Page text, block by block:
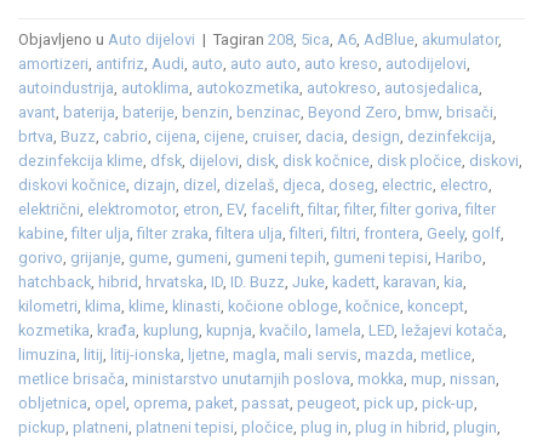
Objavljeno u Auto dijelovi | Tagiran 208 5ica A6 AdBlue akumulator,
amortizeri antifriz Audi auto auto auto auto kreso autodijelovi
autoindustrija autoklima autokozmetika autokreso autosjedalica
avant baterija baterije benzin benzinac Beyond Zero bmw brisači
brtva Buzz cabrio cijena cijene cruiser, dacia design dezinfekcija
dezinfekcija klime dfsk dijelovi disk disk kočnice disk pločice diskovi
diskovi kočnice dizajn dizel dizelaš djeca doseg electric electro
električni elektromotor, etron EV, facelift ,filtar,filter,filter goriva ,filter
kabine ,filter ulja ,filter zraka ,filtera ulja ,filteri ,filtri frontera Geely, golf
gorivo grijanje gume gumeni gumeni tepih gumeni tepisi Haribo
hatchback hibrid hrvatska ID ID. Buzz Juke kadett karavan kia
kilometri klima klime klinasti kočione obloge kočnice koncept
kozmetika krađa kuplung kupnja kvačilo lamela LED ležajevi kotača
limuzina
litij litij-ionska ljetne magla mali servis mazda metlice
metlice brisača ministarstvo unutarnjih poslova mokka mup nissan
obljetnica opel oprema paket passat peugeot pick up pick-up
pickup platneni platneni tepisi pločice plug in plug in hibrid plugin